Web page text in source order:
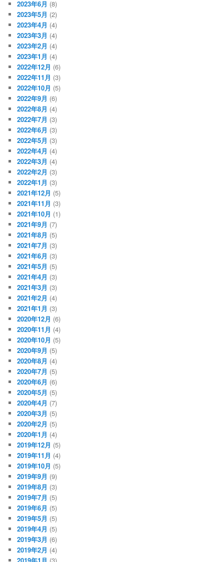
2023年6月 (8)
2023年5月 (2)
2023年4月 (4)
2023年3月 (4)
2023年2月 (4)
2023年1月 (4)
2022年12月 (6)
2022年11月 (3)
2022年10月 (5)
2022年9月 (6)
2022年8月 (4)
2022年7月 (3)
2022年6月 (3)
2022年5月 (3)
2022年4月 (4)
2022年3月 (4)
2022年2月 (3)
2022年1月 (3)
2021年12月 (5)
2021年11月 (3)
2021年10月 (1)
2021年9月 (7)
2021年8月 (5)
2021年7月 (3)
2021年6月 (3)
2021年5月 (5)
2021年4月 (3)
2021年3月 (3)
2021年2月 (4)
2021年1月 (3)
2020年12月 (6)
2020年11月 (4)
2020年10月 (5)
2020年9月 (5)
2020年8月 (4)
2020年7月 (5)
2020年6月 (6)
2020年5月 (5)
2020年4月 (7)
2020年3月 (5)
2020年2月 (5)
2020年1月 (4)
2019年12月 (5)
2019年11月 (4)
2019年10月 (5)
2019年9月 (9)
2019年8月 (3)
2019年7月 (5)
2019年6月 (5)
2019年5月 (5)
2019年4月 (5)
2019年3月 (6)
2019年2月 (4)